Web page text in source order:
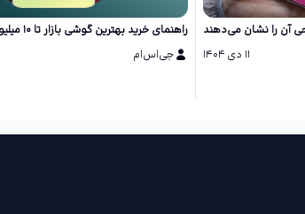
۱۱ دی ۱۴۰۴
راهنمای خرید بهترین گوشی بازار تا ۱۰ میلیون تومان
جی‌اس‌ام